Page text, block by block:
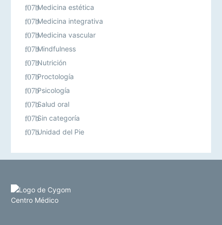
Medicina estética
Medicina integrativa
Medicina vascular
Mindfulness
Nutrición
Proctología
Psicología
Salud oral
Sin categoría
Unidad del Pie